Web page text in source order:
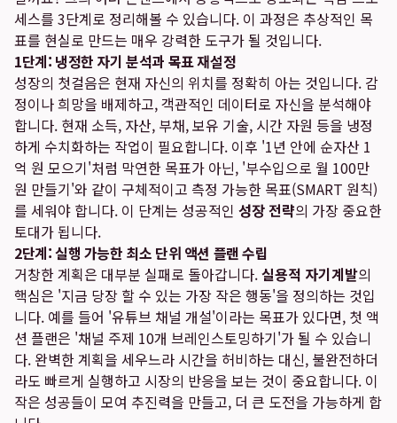
세스를 3단계로 정리해볼 수 있습니다. 이 과정은 추상적인 목
표를 현실로 만드는 매우 강력한 도구가 될 것입니다.
1단계: 냉정한 자기 분석과 목표 재설정
성장의 첫걸음은 현재 자신의 위치를 정확히 아는 것입니다. 감
정이나 희망을 배제하고, 객관적인 데이터로 자신을 분석해야
합니다. 현재 소득, 자산, 부채, 보유 기술, 시간 자원 등을 냉정
하게 수치화하는 작업이 필요합니다. 이후 '1년 안에 순자산 1
억 원 모으기'처럼 막연한 목표가 아닌, '부수입으로 월 100만
원 만들기'와 같이 구체적이고 측정 가능한 목표(SMART 원칙)
를 세워야 합니다. 이 단계는 성공적인 성장 전략의 가장 중요한
토대가 됩니다.
2단계: 실행 가능한 최소 단위 액션 플랜 수립
거창한 계획은 대부분 실패로 돌아갑니다.실용적 자기계발의
핵심은 '지금 당장 할 수 있는 가장 작은 행동'을 정의하는 것입
니다. 예를 들어 '유튜브 채널 개설'이라는 목표가 있다면, 첫 액
션 플랜은 '채널 주제 10개 브레인스토밍하기'가 될 수 있습니
다. 완벽한 계획을 세우느라 시간을 허비하는 대신, 불완전하더
라도 빠르게 실행하고 시장의 반응을 보는 것이 중요합니다. 이
작은 성공들이 모여 추진력을 만들고, 더 큰 도전을 가능하게 합